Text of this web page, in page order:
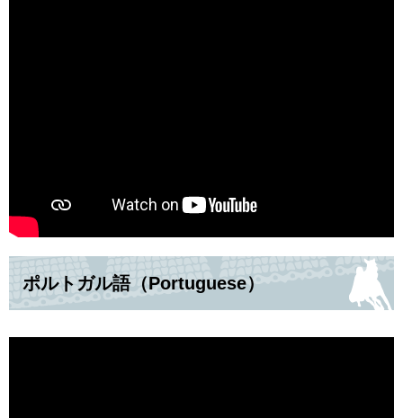
ポルトガル語（Portuguese）